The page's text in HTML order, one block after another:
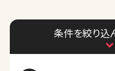
条件を絞り込